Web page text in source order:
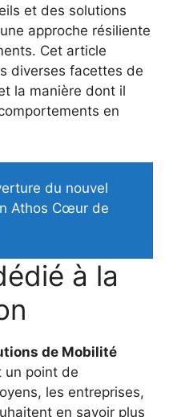
et des solutions
approche résiliente
Cet article
diverses facettes de
la manière dont il
en
du nouvel
Athos Cœur de
à la
de Mobilité
un point de
les entreprises,
en savoir plus